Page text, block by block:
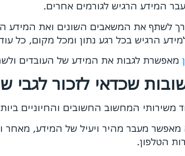
המידע הרגיש לגורמים אחרים.
לשתף את המשאבים השונים ואת המידע
הרגיש בכל רגע נתון ומכל מקום, כל
מאפשרת לגבות את המידע של העובדים
שכדאי לזכור לגבי
משירותי המחשוב החשובים והחיוניים
מאפשר מעבר מהיר ויעיל של המידע,
הטלפון.